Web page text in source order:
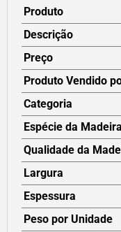
Produto
Descrição
Preço
Produto Vendido
Categoria
Espécie da Madeira
Qualidade da
Largura
Espessura
Peso por Unidade